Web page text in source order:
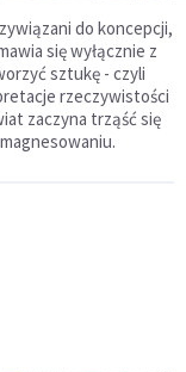
do koncepcji,
się wyłącznie z
sztukę - czyli
rzeczywistości
zaczyna trząść się